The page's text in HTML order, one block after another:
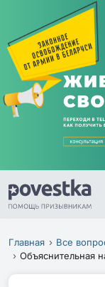
Главная Все
Объяснительная